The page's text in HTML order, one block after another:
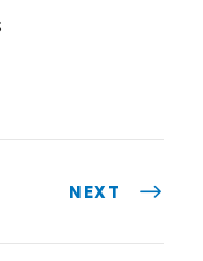
NEXT